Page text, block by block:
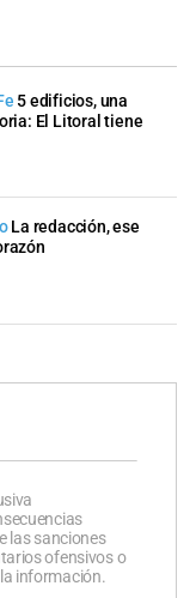
5 edificios, una
El Litoral tiene
La redacción, ese
las sanciones
ofensivos o
información.